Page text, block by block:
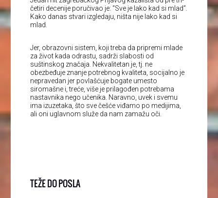
četiri decenije poručivao je: “Sve je lako kad si mlad”.
Kako danas stvari izgledaju, ništa nije lako kad si
mlad.
Jer, obrazovni sistem, koji treba da pripremi mlade
za život kada odrastu, sadrži slabosti od
suštinskog značaja. Nekvalitetan je, tj. ne
obezbeđuje znanje potrebnog kvaliteta, socijalno je
nepravedan jer povlašćuje bogate umesto
siromašne i, treće, više je prilagođen potrebama
nastavnika nego učenika. Naravno, uvek i svemu
ima izuzetaka, što sve češće viđamo po medijima,
ali oni uglavnom služe da nam zamažu oči.
TEŽE DO POSLA